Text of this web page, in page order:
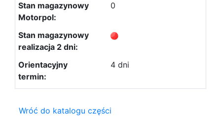
0
4 dni
Wróć do katalogu części